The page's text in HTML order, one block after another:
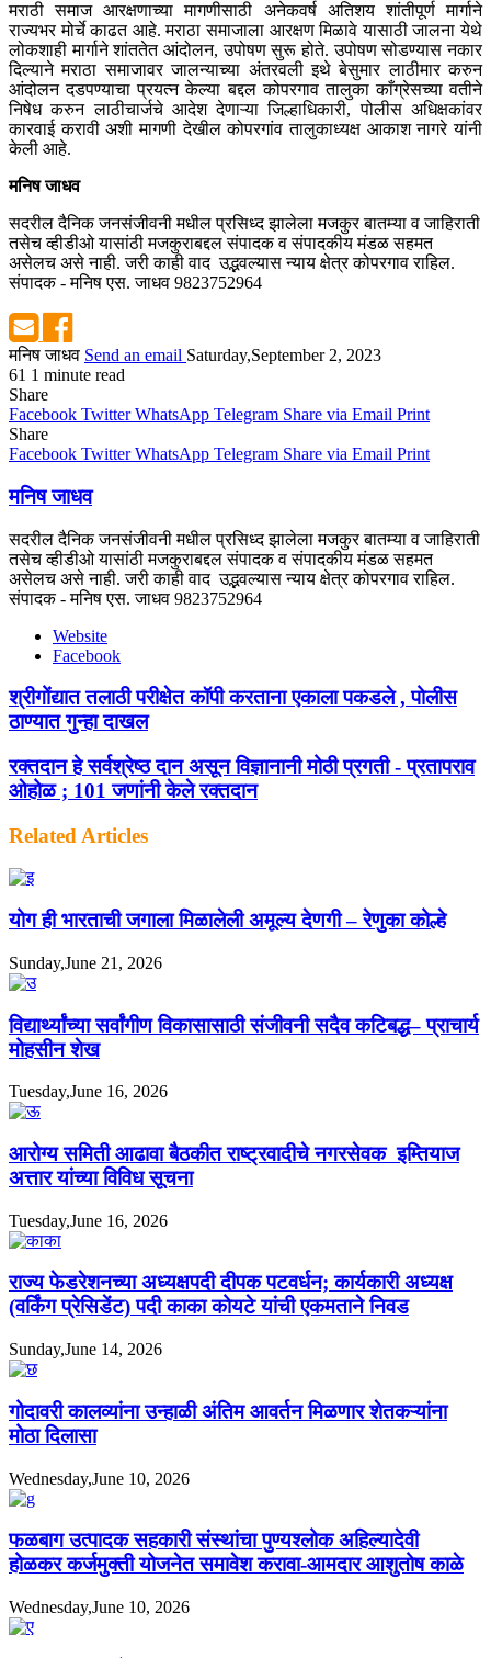
मराठी समाज आरक्षणाच्या मागणीसाठी अनेकवर्ष अतिशय शांतीपूर्ण मार्गाने
राज्यभर मोर्चे काढत आहे. मराठा समाजाला आरक्षण मिळावे यासाठी जालना येथे
लोकशाही मार्गाने शांततेत आंदोलन, उपोषण सुरू होते. उपोषण सोडण्यास नकार
दिल्याने मराठा समाजावर जालन्याच्या अंतरवली इथे बेसुमार लाठीमार करुन
आंदोलन दडपण्याचा प्रयत्न केल्या बद्दल कोपरगाव तालुका काँग्रेसच्या वतीने
निषेध करुन लाठीचार्जचे आदेश देणाऱ्या जिल्हाधिकारी, पोलीस अधिक्षकांवर
कारवाई करावी अशी मागणी देखील कोपरगांव तालुकाध्यक्ष आकाश नागरे यांनी
केली आहे.
मनिष जाधव
सदरील दैनिक जनसंजीवनी मधील प्रसिध्द झालेला मजकुर बातम्या व जाहिराती
तसेच व्हीडीओ यासांठी मजकुराबद्दल संपादक व संपादकीय मंडळ सहमत
असेलच असे नाही. जरी काही वाद उद्भवल्यास न्याय क्षेत्र कोपरगाव राहिल.
संपादक - मनिष एस. जाधव 9823752964
मनिष जाधव Send an email Saturday,September 2, 2023
61 1 minute read
Share
Facebook Twitter WhatsApp Telegram Share via Email Print
Share
Facebook Twitter WhatsApp Telegram Share via Email Print
मनिष जाधव
सदरील दैनिक जनसंजीवनी मधील प्रसिध्द झालेला मजकुर बातम्या व जाहिराती
तसेच व्हीडीओ यासांठी मजकुराबद्दल संपादक व संपादकीय मंडळ सहमत
असेलच असे नाही. जरी काही वाद उद्भवल्यास न्याय क्षेत्र कोपरगाव राहिल.
संपादक - मनिष एस. जाधव 9823752964
Website
Facebook
श्रीगोंद्यात तलाठी परीक्षेत कॉपी करताना एकाला पकडले , पोलीस
ठाण्यात गुन्हा दाखल
रक्तदान हे सर्वश्रेष्ठ दान असून विज्ञानानी मोठी प्रगती - प्रतापराव
ओहोळ ; 101 जणांनी केले रक्तदान
Related Articles
योग ही भारताची जगाला मिळालेली अमूल्य देणगी – रेणुका कोल्हे
Sunday,June 21, 2026
विद्यार्थ्यांच्या सर्वांगीण विकासासाठी संजीवनी सदैव कटिबद्ध– प्राचार्य
मोहसीन शेख
Tuesday,June 16, 2026
आरोग्य समिती आढावा बैठकीत राष्ट्रवादीचे नगरसेवक इम्तियाज
अत्तार यांच्या विविध सूचना
Tuesday,June 16, 2026
राज्य फेडरेशनच्या अध्यक्षपदी दीपक पटवर्धन; कार्यकारी अध्यक्ष
(वर्किंग प्रेसिडेंट) पदी काका कोयटे यांची एकमताने निवड
Sunday,June 14, 2026
गोदावरी कालव्यांना उन्हाळी अंतिम आवर्तन मिळणार शेतकऱ्यांना
मोठा दिलासा
Wednesday,June 10, 2026
फळबाग उत्पादक सहकारी संस्थांचा पुण्यश्लोक अहिल्यादेवी
होळकर कर्जमुक्ती योजनेत समावेश करावा-आमदार आशुतोष काळे
Wednesday,June 10, 2026